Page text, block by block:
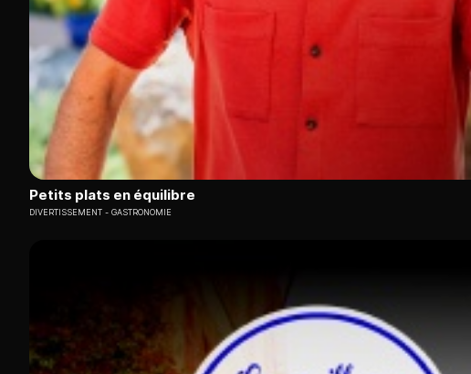
Petits plats en équilibre
DIVERTISSEMENT GASTRONOMIE